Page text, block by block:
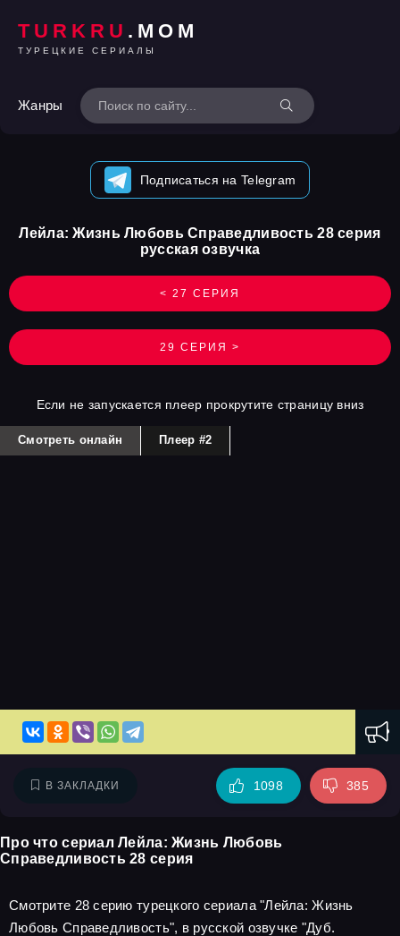
TURKRU .MOM
ТУРЕЦКИЕ СЕРИАЛЫ
Жанры
Подписаться на Telegram
< 27 СЕРИЯ
Лейла: Жизнь Любовь Справедливость 28 серия
русская озвучка
29 СЕРИЯ >
Если не запускается плеер прокрутите страницу вниз
Смотреть онлайн Плеер #2
В ЗАКЛАДКИ 1098 385
Про что сериал Лейла: Жизнь Любовь
Справедливость 28 серия
Смотрите 28 серию турецкого сериала "Лейла: Жизнь
Любовь Справедливость", в русской озвучке "Дуб.